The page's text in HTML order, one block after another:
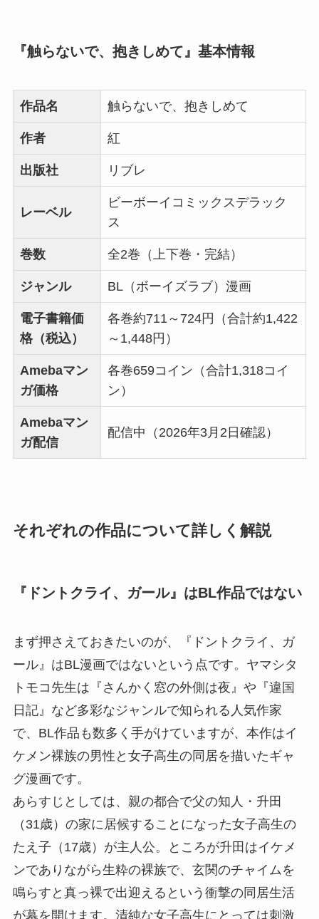
『触らないで、抱きしめて』基本情報
作品名 触らないで、抱きしめて
作者 紅
出版社 リブレ
レーベル
ビーボーイコミックスデラック
ス
巻数 全2巻（上下巻・完結）
ジャンル BL（ボーイズラブ）漫画
電子書籍価
格（税込）
各巻約711～724円（合計約1,422
～1,448円）
Amebaマン
ガ価格
各巻659コイン（合計1,318コイ
ン）
Amebaマン
ガ配信
配信中（2026年3月2日確認）
それぞれの作品について詳しく解説
『ドントクライ、ガール』はBL作品ではない
まず押さえておきたいのが、『ドントクライ、ガ
ール』はBL漫画ではないという点です。ヤマシタ
トモコ先生は『さんかく窓の外側は夜』や『違国
日記』など多彩なジャンルで知られる人気作家
で、BL作品も数多く手がけていますが、本作はイ
ケメン裸族の男性と女子高生の同居を描いたギャ
グ漫画です。
あらすじとしては、親の都合で父の知人・升田
（31歳）の家に居候することになった女子高生の
たえ子（17歳）が主人公。ところが升田はイケメ
ンでありながら生粋の裸族で、玄関のチャイムを
鳴らすと真っ裸で出迎えるという衝撃の同居生活
が幕を開けます。清純な女子高生にとっては刺激